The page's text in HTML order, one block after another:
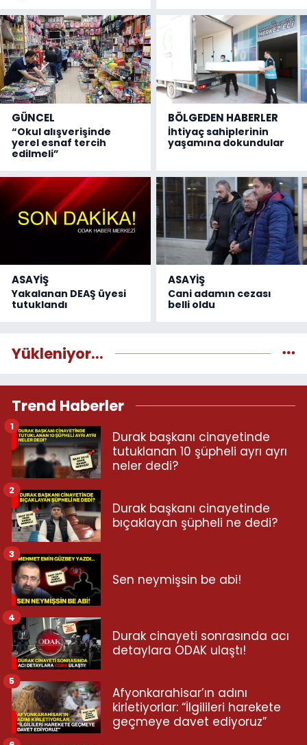
GÜNCEL
“Okul alışverişinde
yerel esnaf tercih
edilmeli”
BÖLGEDEN HABERLER
İhtiyaç sahiplerinin
yaşamına dokundular
ASAYİŞ
Yakalanan DEAŞ üyesi
tutuklandı
ASAYİŞ
Cani adamın cezası
belli oldu
Yükleniyor...
Trend Haberler
Durak başkanı cinayetinde
tutuklanan 10 şüpheli ayrı ayrı
neler dedi?
1
Durak başkanı cinayetinde
bıçaklayan şüpheli ne dedi?
2
Sen neymişsin be abi!
3
Durak cinayeti sonrasında acı
detaylara ODAK ulaştı!
4
Afyonkarahisar’ın adını
kirletiyorlar: “İlgilileri harekete
geçmeye davet ediyoruz”
5